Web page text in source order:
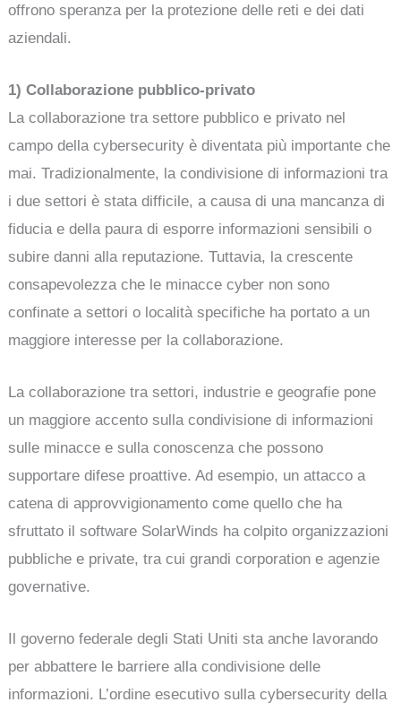
offrono speranza per la protezione delle reti e dei dati
aziendali.
1) Collaborazione pubblico-privato
La collaborazione tra settore pubblico e privato nel
campo della cybersecurity è diventata più importante che
mai. Tradizionalmente, la condivisione di informazioni tra
i due settori è stata difficile, a causa di una mancanza di
fiducia e della paura di esporre informazioni sensibili o
subire danni alla reputazione. Tuttavia, la crescente
consapevolezza che le minacce cyber non sono
confinate a settori o località specifiche ha portato a un
maggiore interesse per la collaborazione.
La collaborazione tra settori, industrie e geografie pone
un maggiore accento sulla condivisione di informazioni
sulle minacce e sulla conoscenza che possono
supportare difese proattive. Ad esempio, un attacco a
catena di approvvigionamento come quello che ha
sfruttato il software SolarWinds ha colpito organizzazioni
pubbliche e private, tra cui grandi corporation e agenzie
governative.
Il governo federale degli Stati Uniti sta anche lavorando
per abbattere le barriere alla condivisione delle
informazioni. L’ordine esecutivo sulla cybersecurity della